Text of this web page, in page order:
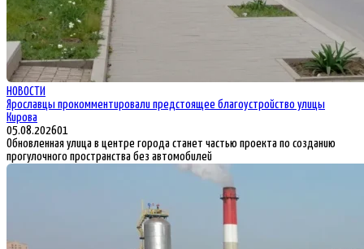
НОВОСТИ
Ярославцы прокомментировали предстоящее благоустройство улицы
Кирова
05.08.202601
Обновленная улица в центре города станет частью проекта по созданию
прогулочного пространства без автомобилей